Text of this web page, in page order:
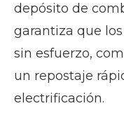
depósito de
garantiza que
sin esfuerzo,
un repostaje
electrificación.